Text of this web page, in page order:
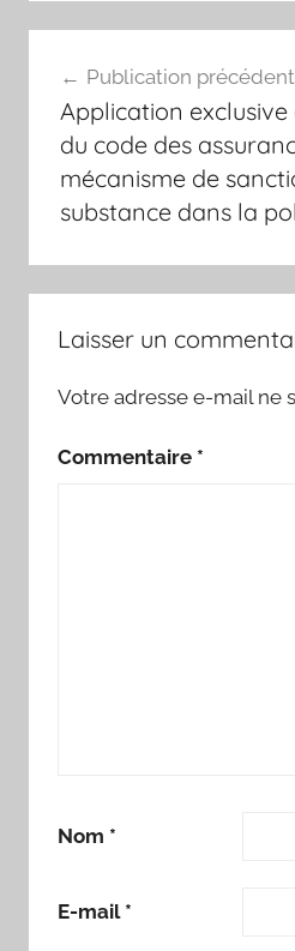
de
l’article
Publication
Application exclusive
du code des
mécanisme de
substance dans la
Laisser un
Votre adresse e-mail ne
Commentaire *
Nom *
E-mail *